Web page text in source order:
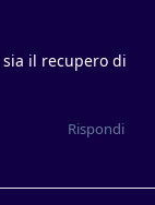
il recupero di
Rispondi